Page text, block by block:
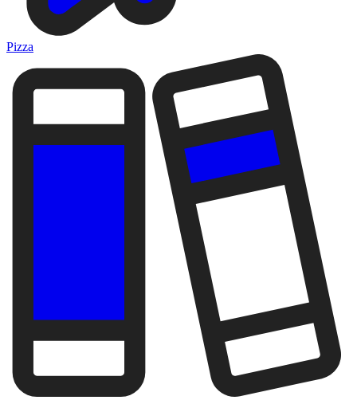
Pizza